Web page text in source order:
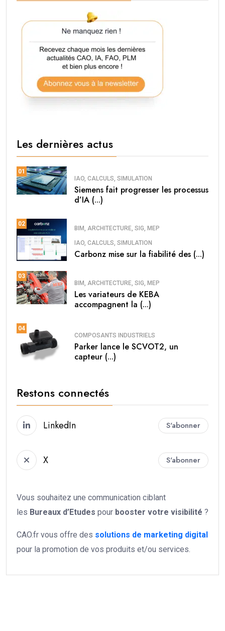
Les dernières actus
01
IAO, CALCULS, SIMULATION
Siemens fait progresser les processus
d’IA (...)
02
BIM, ARCHITECTURE, SIG, MEP
IAO, CALCULS, SIMULATION
Carbonz mise sur la fiabilité des (...)
03
BIM, ARCHITECTURE, SIG, MEP
Les variateurs de KEBA
accompagnent la (...)
04
COMPOSANTS INDUSTRIELS
Parker lance le SCVOT2, un
capteur (...)
Restons connectés
LinkedIn S'abonner
X S'abonner
Vous souhaitez une communication ciblant
les Bureaux d’Etudes pour booster votre visibilité ?
CAO.fr vous offre des solutions de marketing digital
pour la promotion de vos produits et/ou services.